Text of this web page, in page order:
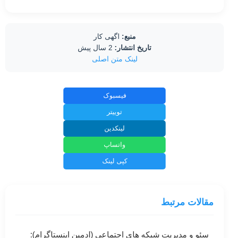
منبع: اگهی کار
تاریخ انتشار:
لینک متن اصلی
فیسبوک
توییتر
لینکدین
واتساپ
کپی لینک
مقالات مرتبط
سئو و مدیریت شبکه های اجتماعی (ادمین اینستاگرام):